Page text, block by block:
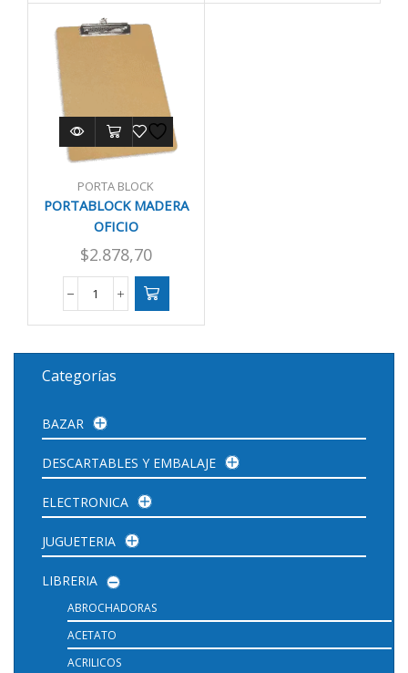
OFICIO
PLASTICA
PORTA BLOCK
PORTABLOCK MADERA
OFICIO
$2.878,70
PORTABLOCK
cantidad
Categorías
BAZAR
DESCARTABLES Y EMBALAJE
ELECTRONICA
JUGUETERIA
LIBRERIA
ABROCHADORAS
ACETATO
ACRILICOS